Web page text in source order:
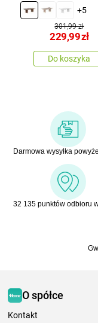
+5
301,99 zł
229,99zł
Do koszyka
Darmowa wysyłka
32 135 punktów odbioru
O spółce
Kontakt